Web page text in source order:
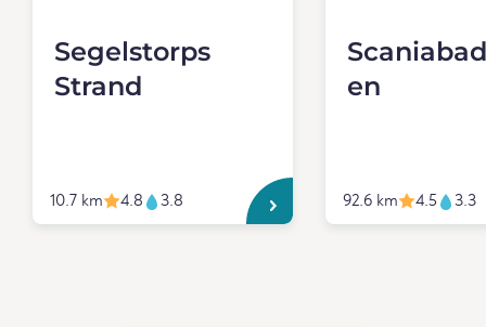
Segelstorps
Strand
10.7 km 4.8 3.8
en
92.6 km 4.5 3.3